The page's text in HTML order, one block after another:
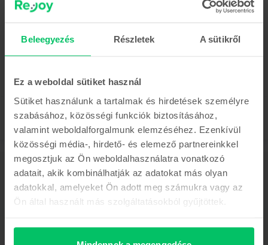
Beleegyezés Részletek A sütikről
Ez a weboldal sütiket használ
Sütiket használunk a tartalmak és hirdetések személyre
szabásához, közösségi funkciók biztosításához,
valamint weboldalforgalmunk elemzéséhez. Ezenkívül
közösségi média-, hirdető- és elemező partnereinkkel
megosztjuk az Ön weboldalhasználatra vonatkozó
adatait, akik kombinálhatják az adatokat más olyan
adatokkal, amelyeket Ön adott meg számukra vagy az
Ön által használt más szolgáltatásokból gyűjtöttek.
0% THM, 3 részletben
Megtakarítás az újhoz képest: 77.900 Ft
183.990 Ft
Leírás
Mobiltelefon Apple iPhone 16 Pro, Natural Titanium, 256 GB, Újszerű
Mutass többet
Termékmegfelelőségi információk